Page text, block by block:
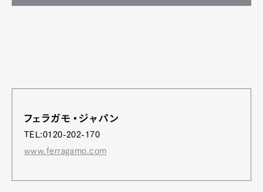
フェラガモ・ジャパン
TEL:0120-202-170
www.ferragamo.com